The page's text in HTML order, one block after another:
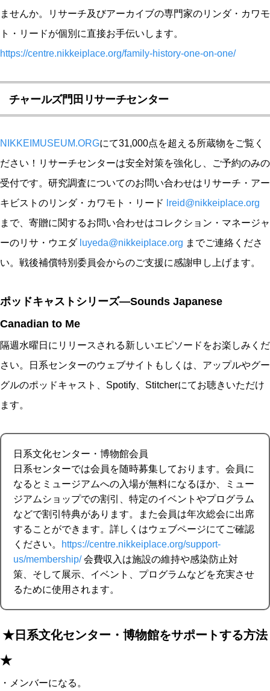
ませんか。リサーチ及びアーカイブの専門家のリンダ・カワモ
ト・リードが個別に直接お手伝いします。
https://centre.nikkeiplace.org/family-history-one-on-one/
チャールズ門田リサーチセンター
NIKKEIMUSEUM.ORGにて31,000点を超える所蔵物をご覧く
ださい！リサーチセンターは安全対策を強化し、ご予約のみの
受付です。研究調査についてのお問い合わせはリサーチ・アー
キビストのリンダ・カワモト・リード
lreid@nikkeiplace.org
まで、寄贈に関するお問い合わせはコレクション・マネージャ
ーのリサ・ウエダ luyeda@nikkeiplace.org までご連絡くださ
い。戦後補償特別委員会からのご支援に感謝申し上げます。
ポッドキャストシリーズ—Sounds Japanese
Canadian to Me
隔週水曜日にリリースされる新しいエピソードをお楽しみくだ
さい。日系センターのウェブサイトもしくは、アップルやグー
グルのポッドキャスト、Spotify、Stitcherにてお聴きいただけ
ます。
日系文化センター・博物館会員
日系センターでは会員を随時募集しております。会員に
なるとミュージアムへの入場が無料になるほか、ミュー
ジアムショップでの割引、特定のイベントやプログラム
などで割引特典があります。また会員は年次総会に出席
することができます。詳しくはウェブページにてご確認
ください。
https://centre.nikkeiplace.org/support-
us/membership/会費収入は施設の維持や感染防止対
策、そして展示、イベント、プログラムなどを充実させ
るために使用されます。
★日系文化センター・博物館をサポートする方法
★
・メンバーになる。